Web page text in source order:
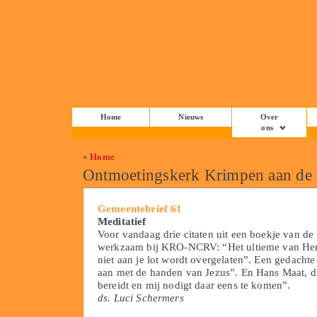
Home Nieuws
Over
ons
»Home
Ontmoetingskerk Krimpen aan de
Gemeentebrief 61
Meditatief
Voor vandaag drie citaten uit een boekje van
werkzaam bij KRO-NCRV: “Het ultieme van
niet aan je lot wordt overgelaten”. Een
aan met de handen van Jezus”. En Hans Maat,
bereidt en mij nodigt daar eens te komen”.
ds. Luci Schermers